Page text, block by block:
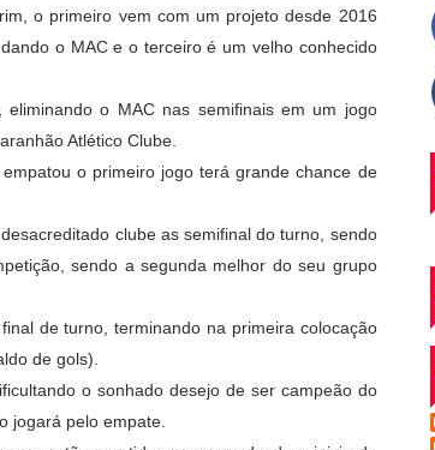
o primeiro vem com um projeto desde 2016
o MAC e o terceiro é um velho conhecido
o MAC nas semifinais em um jogo
Atlético Clube.
o primeiro jogo terá grande chance de
clube as semifinal do turno, sendo
sendo a segunda melhor do seu grupo
de turno, terminando na primeira colocação
de gols).
o sonhado desejo de ser campeão do
jogará pelo empate.